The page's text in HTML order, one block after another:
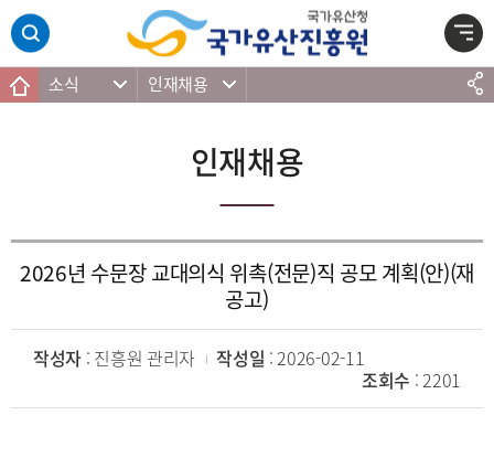
본문 바로가기
주메뉴 바로가기
하단 바로가기
소식 인재채용
인재채용
2026년 수문장 교대의식 위촉(전문)직 공모 계획(안)(재
공고)
작성자 : 진흥원 관리자 작성일 : 2026-02-11
조회수 : 2201